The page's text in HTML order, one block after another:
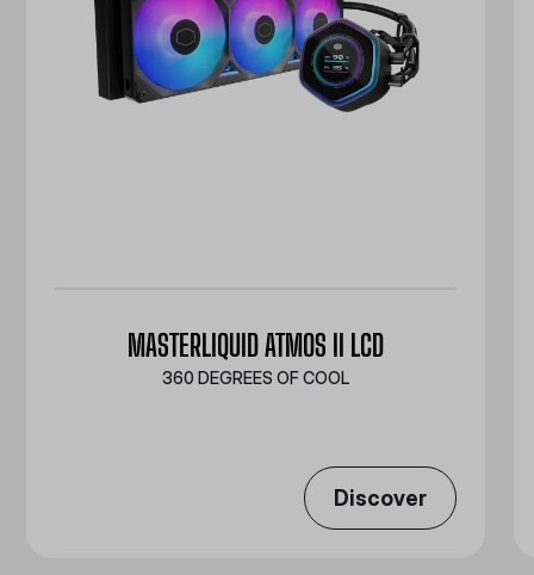
MASTERLIQUID ATMOS II LCD
360 DEGREES OF COOL​
Discover